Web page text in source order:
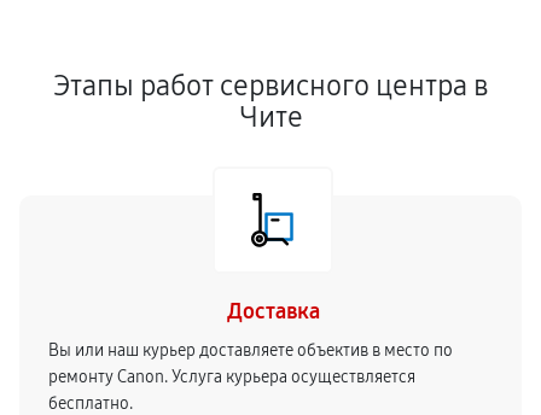
Этапы работ сервисного центра в
Чите
Доставка
Вы или наш курьер доставляете объектив в место по
ремонту Canon. Услуга курьера осуществляется
бесплатно.